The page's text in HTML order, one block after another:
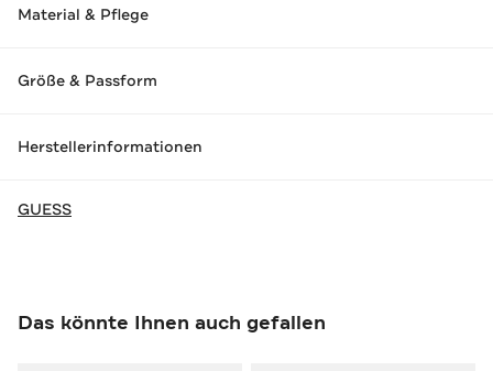
Material & Pflege
Größe & Passform
Herstellerinformationen
GUESS
Das könnte Ihnen auch gefallen